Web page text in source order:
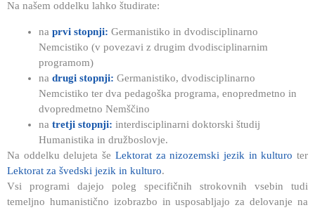
Na našem oddelku lahko študirate:
na prvi stopnji: Germanistiko in dvodisciplinarno
Nemcistiko (v povezavi z drugim dvodisciplinarnim
programom)
na drugi stopnji: Germanistiko, dvodisciplinarno
Nemcistiko ter dva pedagoška programa, enopredmetno in
dvopredmetno Nemščino
na tretji stopnji: interdisciplinarni doktorski študij
Humanistika in družboslovje.
Na oddelku delujeta še Lektorat za nizozemski jezik in kulturo ter
Lektorat za švedski jezik in kulturo.
Vsi programi dajejo poleg specifičnih strokovnih vsebin tudi
temeljno humanistično izobrazbo in usposabljajo za delovanje na